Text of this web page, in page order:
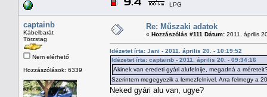
LPG
captainb
Kábelbarát
Törzstag
Nem elérhető
Hozzászólások: 6339
Re: Műszaki adatok
« Hozzászólás #111 Dátum: 2011. április
Idézetet írta: Jani - 2011. április 20. - 10:19:52
Idézetet írta: captainb - 2011. április 20. - 09:34:16
Akinek van eredeti gyári alufelnije, megadná a
Szerintem megegyezik a lemezfelnivel. Arra felmegy a
Neked gyári alu van, ugye?